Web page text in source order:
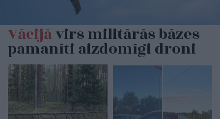
Vācijāvirs militārās bāzes
pamanīti aizdomīgi droni